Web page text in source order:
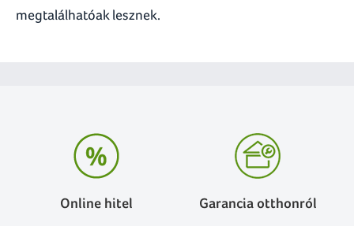
megtalálhatóak lesznek.
Online hitel Garancia otthonról